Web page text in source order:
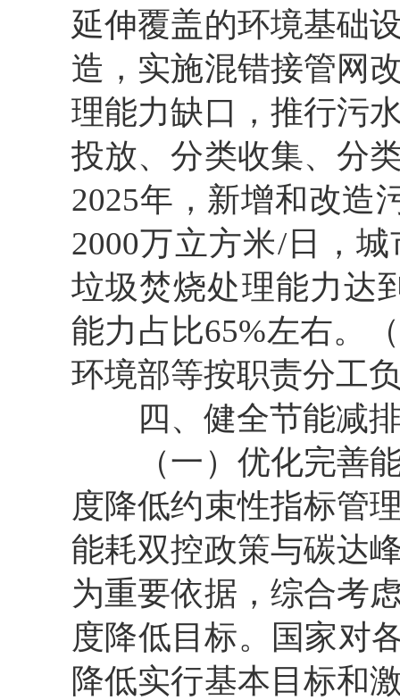
延伸覆盖的环境基础
造，实施混错接管网
理能力缺口，推行污
投放、分类收集、分
2025年，新增和改造
2000万立方米/日，
垃圾焚烧处理能力达
能力占比65%左右。
环境部等按职责分工
四、健全节能减排
（一）优化完善能
度降低约束性指标管
能耗双控政策与碳达
为重要依据，综合考
度降低目标。国家对
降低实行基本目标和